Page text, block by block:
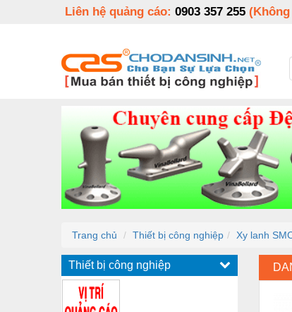
Liên hệ quảng cáo: 0903 357 255
Trang chủ Thiết bị công nghiệp Xy lanh
Thiết bị công nghiệp